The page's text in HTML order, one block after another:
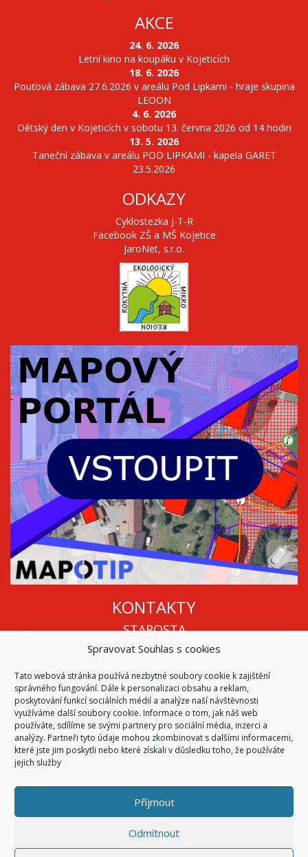
Spravovat Souhlas s cookies
Tato webová stránka používá nezbytné soubory cookie k zajištění
správného fungování. Dále k personalizaci obsahu a reklam,
poskytování funkcí sociálních médií a analýze naší návštěvnosti
využíváme další soubory cookie. Informace o tom, jak náš web
používáte, sdílíme se svými partnery pro sociální média, inzerci a
analýzy. Partneři tyto údaje mohou zkombinovat s dalšími informacemi,
které jste jim poskytli nebo které získali v důsledku toho, že používáte
jejich služby
Příjmout
Odmítnout
AKCE
24. 6. 2026
Letní kino na koupáku v Kojeticích
18. 6. 2026
Pouťová zábava 27.6.2026 v areálu Pod Lipkami - hraje skupina
LEOON
4. 6. 2026
Dětský den v Kojeticích v sobotu 13. června 2026 od 14 hodin
13. 5. 2026
Taneční zábava v areálu POD LIPKAMI - kapela GARET
23.5.2026
ODKAZY
Cyklostezka J-T-R
Facebook ZŠ a MŠ Kojetice
JaroNet, s.r.o.
KONTAKTY
STAROSTA
Mgr. Roman Vala
info@oukojetice.cz
ÚŘEDNÍ HODINY
Po, St: 15:30 - 16:30
Všechny kontakty | Kde nás najdete
© 2026Obec Kojetice na Moravě
Všechna práva vyhrazena